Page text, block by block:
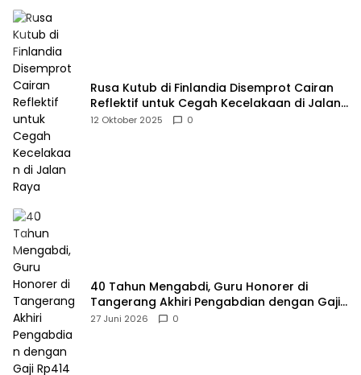
Rusa Kutub di Finlandia Disemprot Cairan
Reflektif untuk Cegah Kecelakaan di Jalan
Raya
12 Oktober 2025 0
40 Tahun Mengabdi, Guru Honorer di
Tangerang Akhiri Pengabdian dengan Gaji
Rp414 Ribu
27 Juni 2026 0